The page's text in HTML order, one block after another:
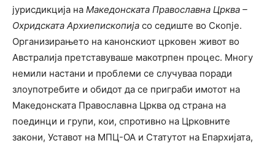
јурисдикција на Македонската Православна Црква –
Охридската Архиепископија со седиште во Скопје.
Организирањето на канонскиот црковен живот во
Австралија претставуваше макотрпен процес. Многу
немили настани и проблеми се случуваа поради
злоупотребите и обидот да се приграби имотот на
Македонската Православна Црква од страна на
поединци и групи, кои, спротивно на Црковните
закони, Уставот на МПЦ-ОА и Статутот на Епархијата,